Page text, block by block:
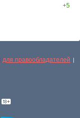
+5
для правообладателей |